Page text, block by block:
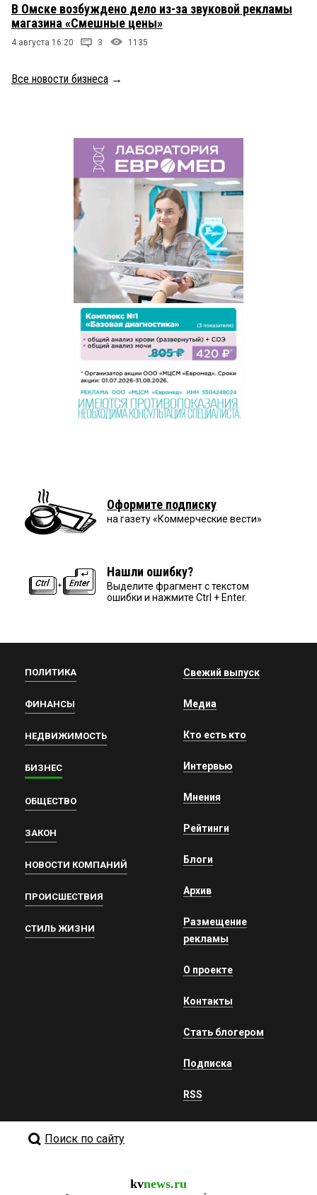
В Омске возбуждено дело из-за звуковой рекламы
магазина «Смешные цены»
4 августа 16:20 3 1135
Все новости бизнеса →
Оформите подписку
на газету «Коммерческие вести»
Нашли ошибку?
Выделите фрагмент с текстом
ошибки и нажмите Ctrl + Enter.
ПОЛИТИКА
ФИНАНСЫ
НЕДВИЖИМОСТЬ
БИЗНЕС
ОБЩЕСТВО
ЗАКОН
НОВОСТИ КОМПАНИЙ
ПРОИСШЕСТВИЯ
СТИЛЬ ЖИЗНИ
Свежий выпуск
Медиа
Кто есть кто
Интервью
Мнения
Рейтинги
Блоги
Архив
Размещение
рекламы
О проекте
Контакты
Стать блогером
Подписка
RSS
Поиск по сайту
kvnews.ru